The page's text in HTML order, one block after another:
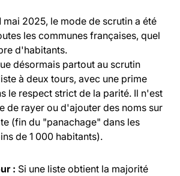
mai 2025, le mode de scrutin a été
les communes françaises, quel
d'habitants.
désormais partout au scrutin
à deux tours, avec une prime
le respect strict de la parité. Il n'est
de rayer ou d'ajouter des noms sur
(fin du "panachage" dans les
de 1 000 habitants).
: Si une liste obtient la majorité